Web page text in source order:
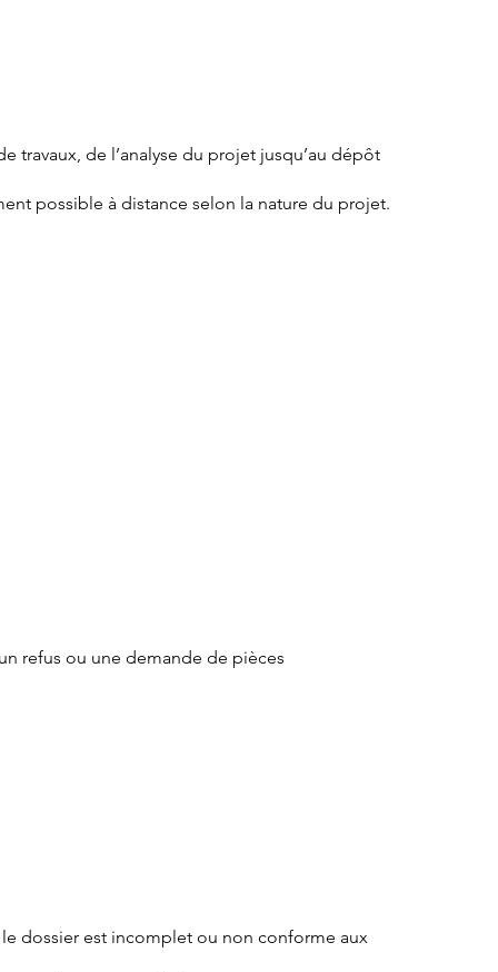
travaux, de l’analyse du projet jusqu’au dépôt
possible à distance selon la nature du projet.
refus ou une demande de pièces
dossier est incomplet ou non conforme aux